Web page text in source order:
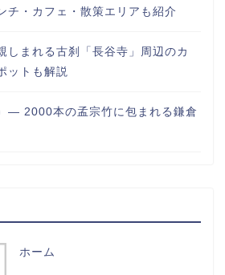
チ・カフェ・散策エリアも紹介
しまれる古刹「長谷寺」周辺のカ
ットも解説
― 2000本の孟宗竹に包まれる鎌倉
ホーム